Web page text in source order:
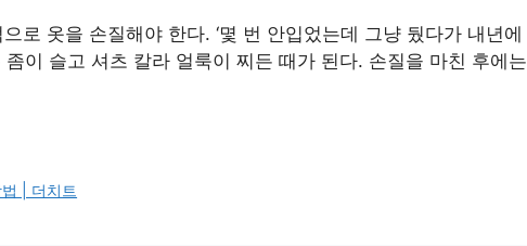
로 옷을 손질해야 한다. ‘몇 번 안입었는데 그냥 뒀다가 내년에
이 슬고 셔츠 칼라 얼룩이 찌든 때가 된다. 손질을 마친 후에는
| 더치트